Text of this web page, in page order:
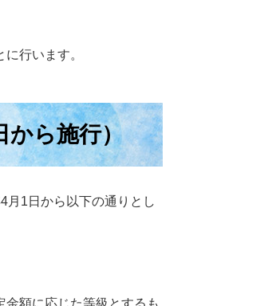
行います。
から施行）
1日から以下の通りとし
額に応じた等級とするも